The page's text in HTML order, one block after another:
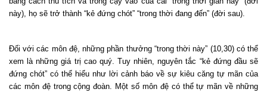
này), họ sẽ trở thành “kẻ đứng chót” “trong thời đang đến” (đời sau).
Đối với các môn đệ, những phần thưởng “trong thời này” (10,30) có thể
xem là những giá trị cao quý. Tuy nhiên, nguyên tắc “kẻ đứng đầu sẽ
đứng chót” có thể hiểu như lời cảnh báo về sự kiêu căng tự mãn của
các môn đệ trong cộng đoàn. Một số môn đệ có thể tự mãn về những